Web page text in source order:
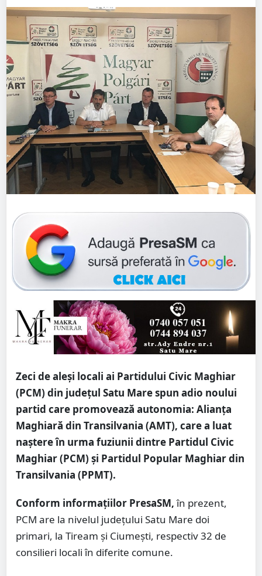
Zeci de aleși locali ai Partidului Civic Maghiar
(PCM) din județul Satu Mare spun adio noului
partid care promovează autonomia: Alianţa
Maghiară din Transilvania (AMT), care a luat
naștere în urma fuziunii dintre Partidul Civic
Maghiar (PCM) şi Partidul Popular Maghiar din
Transilvania (PPMT).
Conform informațiilor PresaSM,în prezent,
PCM are la nivelul județului Satu Mare doi
primari, la Tiream și Ciumești, respectiv 32 de
consilieri locali în diferite comune.